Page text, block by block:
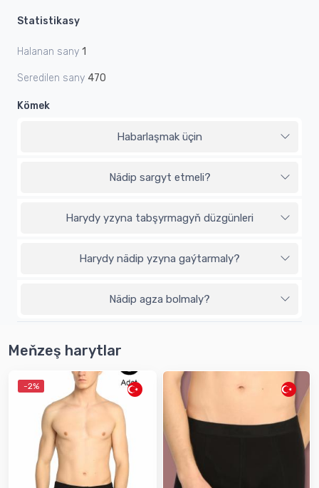
Statistikasy
Halanan sany 1
Seredilen sany 470
Kömek
Habarlaşmak üçin
Nädip sargyt etmeli?
Harydy yzyna tabşyrmagyň düzgünleri
Harydy nädip yzyna gaýtarmaly?
Nädip agza bolmaly?
Meňzeş harytlar
-2%